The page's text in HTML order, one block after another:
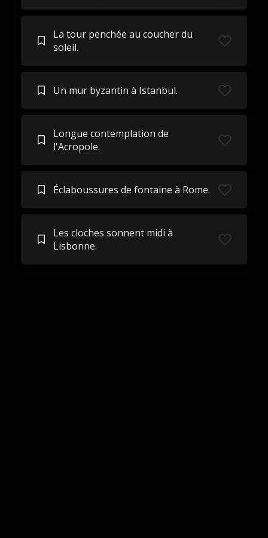
La tour penchée au coucher du
soleil.
Un mur byzantin à Istanbul.
Longue contemplation de
l'Acropole.
Éclaboussures de fontaine à Rome.
Les cloches sonnent midi à
Lisbonne.